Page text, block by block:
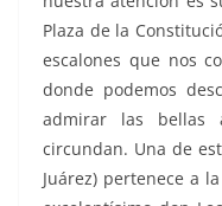
Plaza de la
escalones que nos
donde podemos
admirar las bellas
circundan. Una de
Juárez) pertenece a